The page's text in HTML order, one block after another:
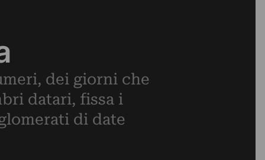
dei giorni che
datari, fissa i
di date